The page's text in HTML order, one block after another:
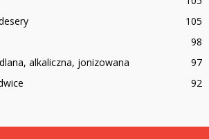
105
98
alkaliczna, jonizowana
97
92